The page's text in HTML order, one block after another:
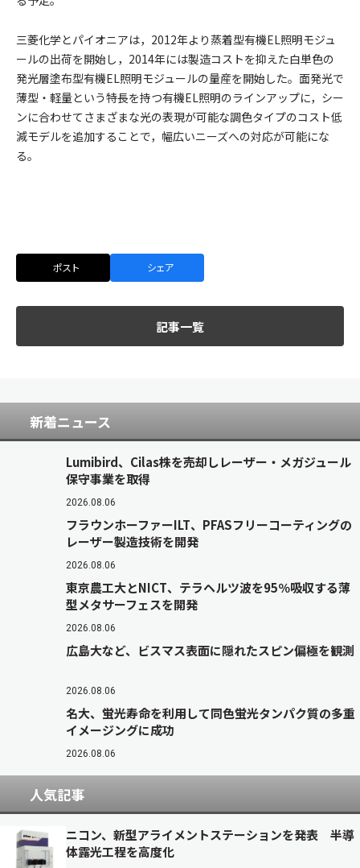
三菱化学とパイオニアは，2012年より蒸着型有機EL照明モジュ
ールの出荷を開始し，2014年には製造コストを抑えた白単色の
発光層塗布型有機EL照明モジュールの量産を開始した。面発光で
薄型・軽量という特長を持つ有機EL照明のラインアップに，シー
ンに合わせてさまざまな光の表現が可能な調色タイプのコスト低
減モデルを追加することで，幅広いニーズへの対応が可能にな
る。
ポスト シェア
記事一覧
新着ニュース
Lumibird、Cilas株を売却しレーザー・メガジュール
保守事業を取得
2026.08.06
フラウンホーファーILT、PFASフリーコーティングの
レーザー製造技術を開発
2026.08.06
東京農工大とNICT、テラヘルツ波を95％吸収する薄
型メタサーフェスを開発
2026.08.06
広島大など、ビスマス表面に隠れたスピン偏極を観測
2026.08.06
名大、蛍光寿命を利用して同色蛍光タンパク質の多重
イメージングに成功
2026.08.06
人気記事
ニコン、新型アライメントステーションを発表 半導
体露光工程を高度化